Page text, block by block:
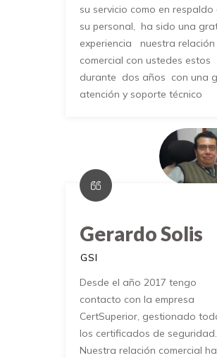
su servicio como en respaldo
su personal, ha sido una
experiencia nuestra relación
comercial con ustedes estos
durante dos años con una
atención y soporte técnico
Gerardo Solis
GSI
Desde el año 2017 tengo
contacto con la empresa
CertSuperior, gestionado
los certificados de seguridad.
Nuestra relación comercial ha